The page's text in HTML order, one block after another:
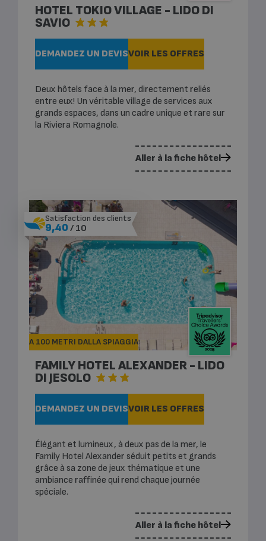
HOTEL TOKIO VILLAGE - LIDO DI
SAVIO
DEMANDEZ UN DEVISVOIR LES OFFRES
Deux hôtels face à la mer, directement reliés
entre eux! Un véritable village de services aux
grands espaces, dans un cadre unique et rare sur
la Riviera Romagnole.
Aller à la fiche hôtel
FAMILY HOTEL ALEXANDER - LIDO
DI JESOLO
DEMANDEZ UN DEVISVOIR LES OFFRES
Élégant et lumineux, à deux pas de la mer, le
Family Hotel Alexander séduit petits et grands
grâce à sa zone de jeux thématique et une
ambiance raffinée qui rend chaque journée
spéciale.
Aller à la fiche hôtel
Satisfaction des clients
9,40 / 10
A 100 METRI DALLA SPIAGGIA